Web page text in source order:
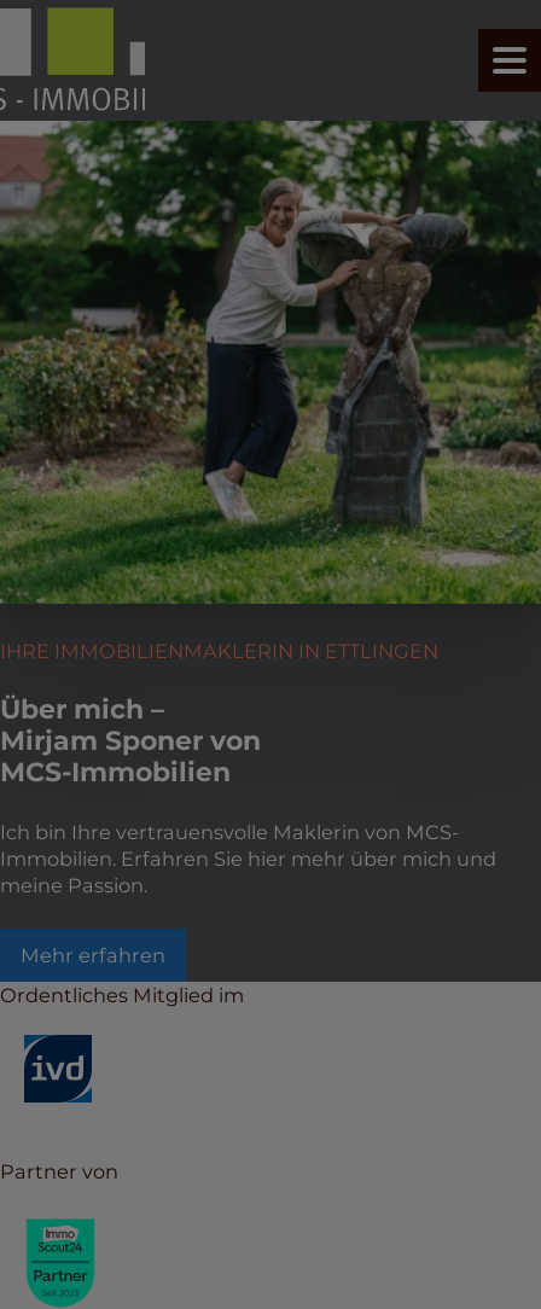
IHRE IMMOBILIENMAKLERIN IN ETTLINGEN
Über mich –
Mirjam Sponer von
MCS-Immobilien
Ich bin Ihre vertrauensvolle Maklerin von MCS-
Immobilien. Erfahren Sie hier mehr über mich und
meine Passion.
Mehr erfahren
Ordentliches Mitglied im
Partner von